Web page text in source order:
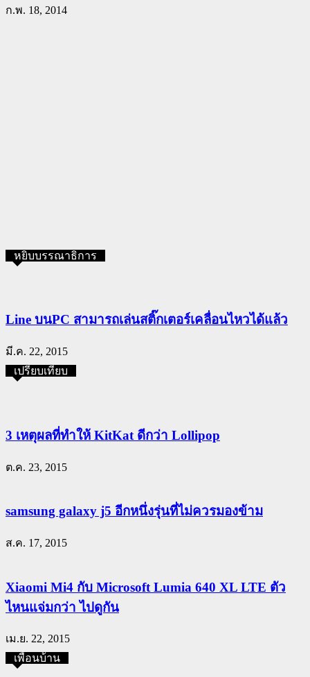
ก.พ. 18, 2014
หยิบบรรณาธิการ
Line บนPC สามารถเล่นสติ๊กเตอร์เคลื่อนไหวได้แล้ว
มี.ค. 22, 2015
เปรียบเทียบ
3 เหตุผลที่ทำให้ KitKat ดีกว่า Lollipop
ต.ค. 23, 2015
samsung galaxy j5 อีกหนึ่งรุ่นที่ไม่ควรมองข้าม
ส.ค. 17, 2015
Xiaomi Mi4 กับ Microsoft Lumia 640 XL LTE ตัว
ไหนแจ่มกว่า ไปดูกัน
เม.ย. 22, 2015
เพื่อนบ้าน